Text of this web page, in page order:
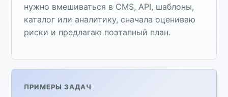
нужно вмешиваться в CMS, API, шаблоны,
каталог или аналитику, сначала оцениваю
риски и предлагаю поэтапный план.
ПРИМЕРЫ ЗАДАЧ